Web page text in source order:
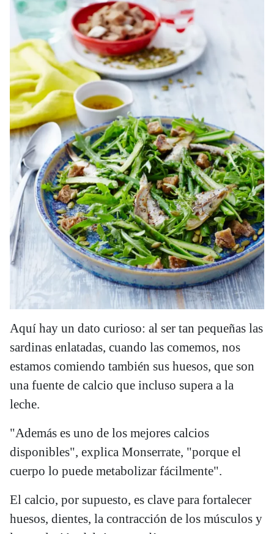
Aquí hay un dato curioso: al ser tan pequeñas las
sardinas enlatadas, cuando las comemos, nos
estamos comiendo también sus huesos, que son
una fuente de calcio que incluso supera a la
leche.
"Además es uno de los mejores calcios
disponibles", explica Monserrate, "porque el
cuerpo lo puede metabolizar fácilmente".
El calcio, por supuesto, es clave para fortalecer
huesos, dientes, la contracción de los músculos y